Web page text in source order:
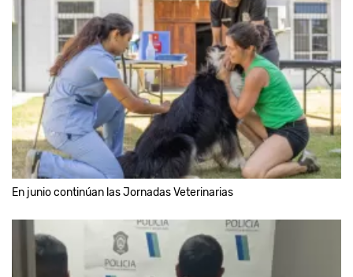
En junio continúan las Jornadas Veterinarias